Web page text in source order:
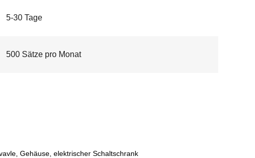
5-30 Tage
500 Sätze pro Monat
Gehäuse, elektrischer Schaltschrank